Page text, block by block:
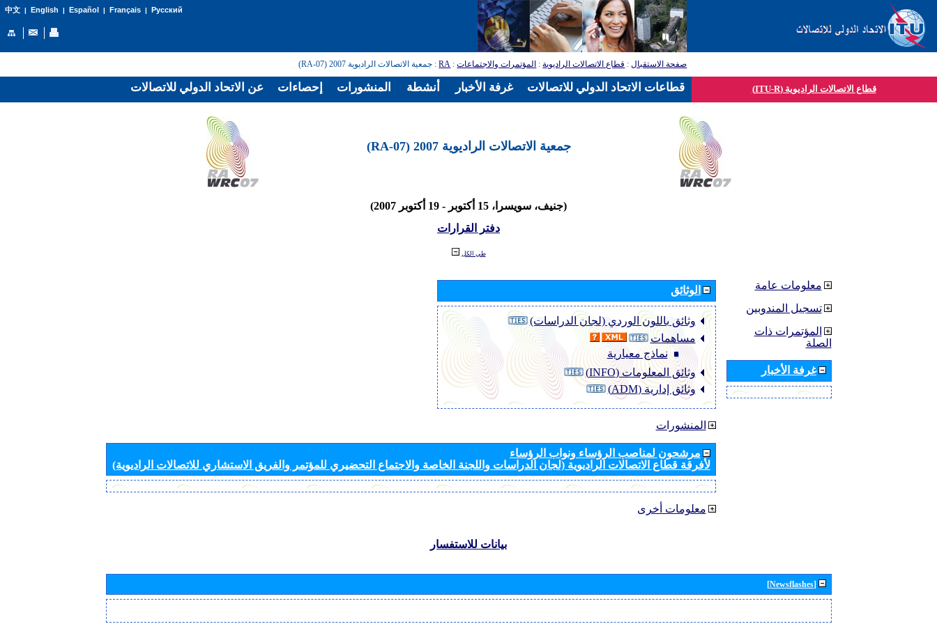
中文| English | Español | Français| Русский
صفحة الاستقبال: قطاع الاتصالات الراديوية: المؤتمرات والاجتماعات:
RA: جمعية الاتصالات الراديوية 2007 (RA-07)
قطاع الاتصالات الراديوية (ITU-R)
جمعية الاتصالات الراديوية 2007 (RA-07)
(جنيف، سويسرا، 15 أكتوبر - 19 أكتوبر 2007)
دفتر القرارات
طي الكل
الوثائق
وثائق باللون الوردي (لجان الدراسات)
مساهمات
نماذج معيارية
وثائق المعلومات (INFO)
وثائق إدارية (ADM)
المنشورات
مرشحون لمناصب الرؤساء ونواب الرؤساء
لأفرقة قطاع الاتصالات الراديوية (لجان الدراسات واللجنة الخاصة والاجتماع التحضيري للمؤتمر والفريق الاستشاري للاتصالات الراديوية)
معلومات أخرى
معلومات عامة
تسجيل المندوبين
المؤتمرات ذات
الصلة
غرفة الأخبار
بيانات للاستفسار
[Newsflashes]
عن الاتحاد الدولي للاتصالات إحصاءات المنشورات أنشطة غرفة الأخبار قطاعات الاتحاد الدولي للاتصالات